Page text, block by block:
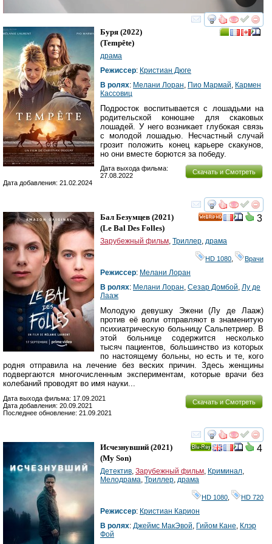
смотреть
Буря (2022)
(Tempête)
драма
Режиссер: Кристиан Дюге
В ролях: Мелани Лоран Пио Мармай Кармен
Кассовиц
Подросток воспитывается с лошадьми на
родительской конюшне для скаковых
лошадей. У него возникает глубокая связь
с молодой лошадью. Несчастный случай
грозит положить конец карьере скакунов,
но они вместе борются за победу.
Скачать и Смотреть
Дата выхода фильма:
27.08.2022
Дата добавления: 21.02.2024
смотреть
3
Бал Безумцев (2021)
(Le Bal Des Folles)
Зарубежный фильм, Триллер, драма
HD 1080, Врачи
Режиссер: Мелани Лоран
В ролях: Мелани Лоран, Сезар Домбой, Лу де
Лааж
Молодую девушку Эжени (Лу де Лааж)
против её воли отправляют в знаменитую
психиатрическую больницу Сальпетриер. В
этой больнице содержится несколько
тысяч пациентов, большинство из которых
по настоящему больны, но есть и те, кого
родня отправила на лечение без веских причин. Здесь женщины
подвергаются многочисленным экспериментам, которые врачи без
колебаний проводят во имя науки...
Скачать и Смотреть
Дата выхода фильма: 17.09.2021
Дата добавления: 20.09.2021
Последнее обновление: 21.09.2021
смотреть
4
Исчезнувший (2021)
(My Son)
Детектив, Зарубежный фильм, Криминал,
Мелодрама, Триллер, драма
HD 1080 HD 720
Режиссер: Кристиан Карион
В ролях: Джеймс МакЭвой, Гийом Кане, Клэр
Фой